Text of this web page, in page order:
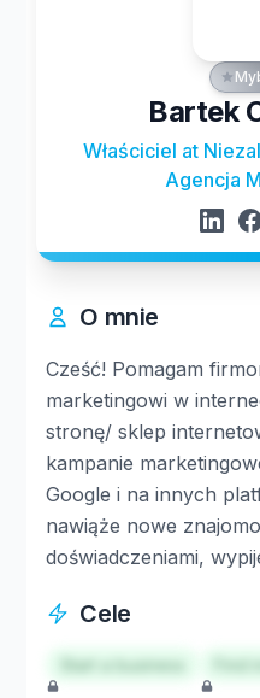
Bartek
Właściciel at
Agencja
O mnie
Cześć! Pomagam
marketingowi w
stronę/ sklep
kampanie
Google i na innych
nawiąże nowe
doświadczeniami,
Cele
Start a business